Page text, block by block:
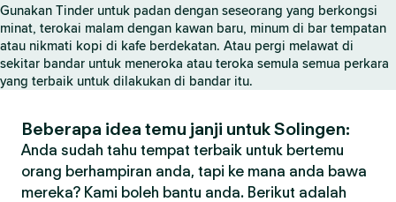
n
d
e
r
Gunakan Tinder untuk padan dengan seseorang yang berkongsi
minat, terokai malam dengan kawan baru, minum di bar tempatan
atau nikmati kopi di kafe berdekatan. Atau pergi melawat di
sekitar bandar untuk meneroka atau teroka semula semua perkara
yang terbaik untuk dilakukan di bandar itu.
Beberapa idea temu janji untuk Solingen:
Anda sudah tahu tempat terbaik untuk bertemu
orang berhampiran anda, tapi ke mana anda bawa
mereka? Kami boleh bantu anda. Berikut adalah